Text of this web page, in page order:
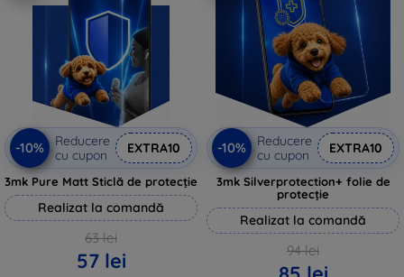
-10%
Reducere
cu cupon
EXTRA10
3mk Pure Matt Sticlă de protecție
Realizat la comandă
63 lei
57 lei
-10%
Reducere
cu cupon
EXTRA10
3mk Silverprotection+ folie de
protecție
Realizat la comandă
94 lei